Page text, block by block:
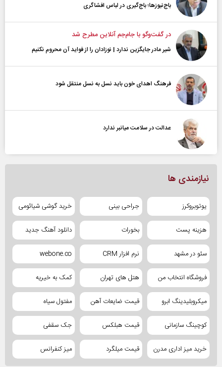
باج‌نیوزها؛ باج‌گیری در لباس افشاگری
در گفت‌و‌گو با جام‌جم آنلاین مطرح شد
شیر مادر جایگزین ندارد | نوزادان را از فواید آن محروم نکنیم
فرهنگ اهدای خون باید نسل به نسل منتقل شود
عدالت در سلامت میانبر ندارد
نیازمندی ها
یوتوبروکرز جراحی بینی خرید گوشی شیائومی
هزینه پست بخورات دانلود آهنگ جدید
سئو در مشهد نرم افزار CRM webone.co
فروشگاه انتخاب من هتل های تهران کمک به خیریه
میکروبلیدینگ ابرو قیمت ضایعات آهن مفتول سیاه
کوچینگ سازمانی قیمت هبلکس جک سقفی
خرید میز اداری مدرن قیمت میلگرد میز کنفرانس